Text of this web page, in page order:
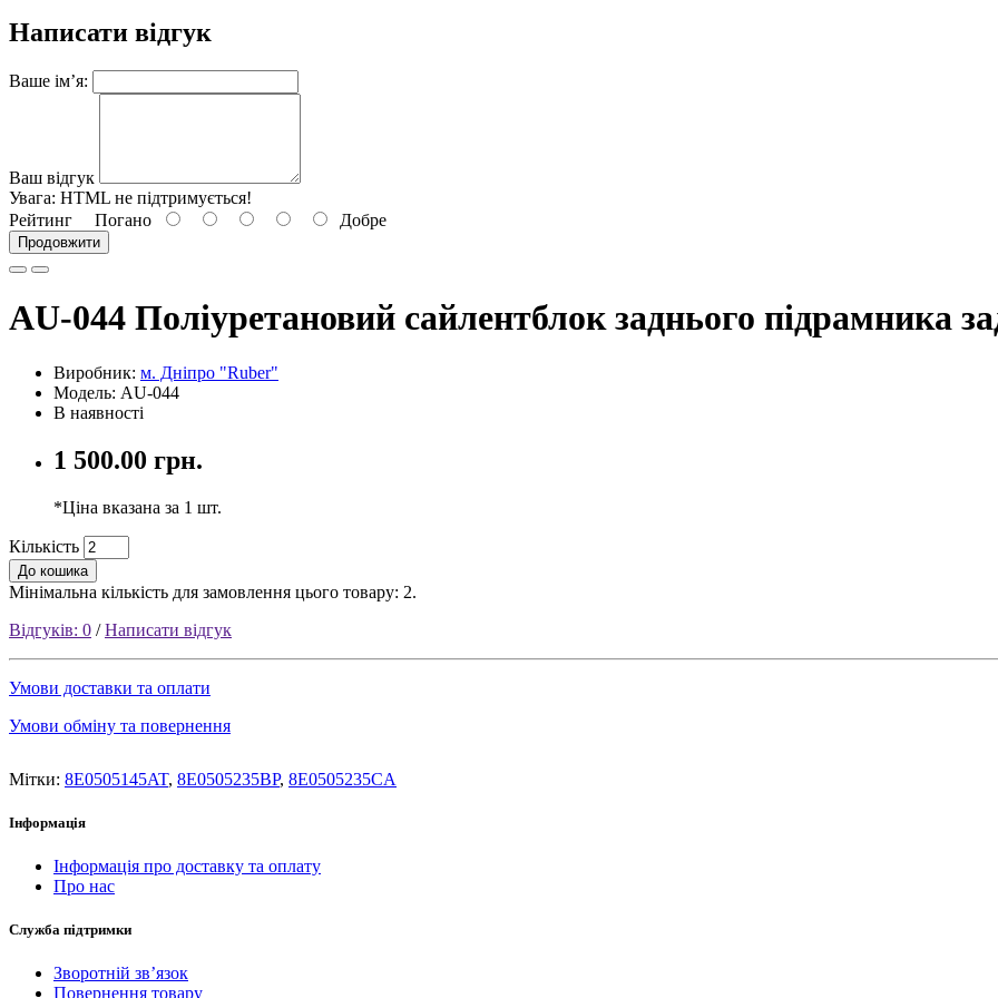
Написати відгук
Ваше ім’я:
Ваш відгук
Увага: HTML не підтримується!
Рейтинг Погано Добре
Продовжити
AU-044 Поліуретановий сайлентблок заднього підрамника
Виробник: м. Дніпро "Ruber"
Модель: AU-044
В наявності
1 500.00 грн.
*Ціна вказана за 1 шт.
Кількість
До кошика
Мінімальна кількість для замовлення цього товару: 2.
Відгуків: 0 /Написати відгук
Умови доставки та оплати
Умови обміну та повернення
Мітки: 8E0505145AT, 8E0505235BP, 8E0505235CA
Інформація
Інформація про доставку та оплату
Про нас
Служба підтримки
Зворотній зв’язок
Повернення товару